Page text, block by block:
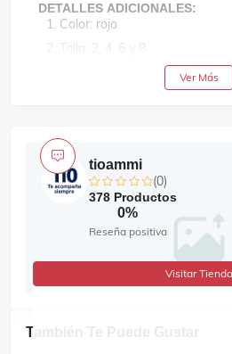
DETALLES ADICIONALES:
Color: rojo
Talla: 2, 4, 6 y 8
Recomendaciones de
Ver Más
También Te Puede Gustar
tioammi
(0)
378 Productos
0%
Reseña positiva
Visitar Tienda